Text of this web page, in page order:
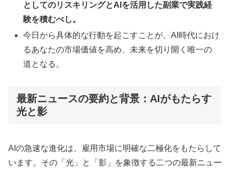
としてのリスキリングとAIを活用した副業で実践経
験を積むべし。
今日から具体的な行動を起こすことが、AI時代におけ
るあなたの市場価値を高め、未来を切り開く唯一の
道となる。
最新ニュースの要約と背景：AIがもたらす
光と影
AIの急速な進化は、雇用市場に明確な二極化をもたらして
います。その「光」と「影」を象徴する二つの最新ニュー